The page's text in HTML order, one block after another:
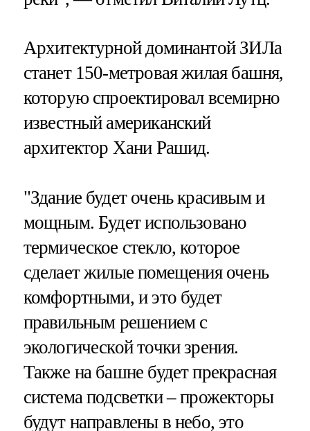
Архитектурной доминантой ЗИЛа
станет 150-метровая жилая башня,
которую спроектировал всемирно
известный американский
архитектор Хани Рашид.
"Здание будет очень красивым и
мощным. Будет использовано
термическое стекло, которое
сделает жилые помещения очень
комфортными, и это будет
правильным решением с
экологической точки зрения.
Также на башне будет прекрасная
система подсветки – прожекторы
будут направлены в небо, это